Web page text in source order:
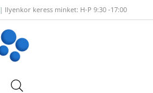
| Ilyenkor keress minket: H-P 9:30 -17:00